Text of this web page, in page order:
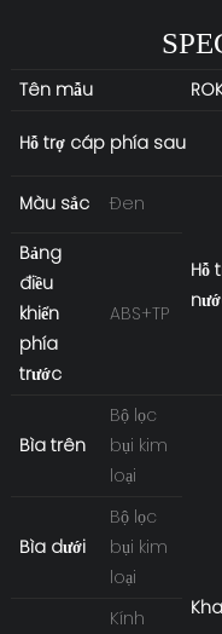
Tên mẫu
Hỗ trợ cáp phía sau
Màu sắc Đen
Hỗ
Bảng
điều
khiển
phía
trước
ABS+TP
Bìa trên
Bộ lọc
bụi kim
loại
Bìa dưới
Bộ lọc
bụi kim
loại
Kính